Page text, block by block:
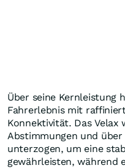
Über seine Kernleistung
Fahrerlebnis mit
Konnektivität. Das Velax
Abstimmungen und
unterzogen, um eine
gewährleisten, während